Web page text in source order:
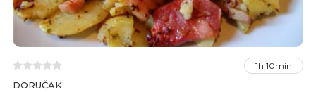
1h 10min
DORUČAK